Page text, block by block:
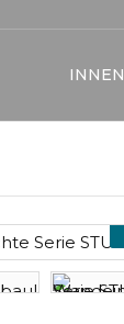
INNEN